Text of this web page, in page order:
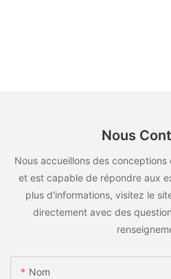
Nous
Nous accueillons des
et est capable de répondre aux
plus d'informations, visitez le
directement avec des
Nom